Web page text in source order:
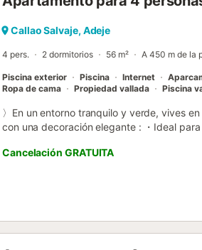
apartamento se encuentra a 11 km de
Callao Salvaje, Adeje
4 pers. 2 dormitorios 56 m² A 450 m de la
Piscina exterior Piscina Internet
Ropa de cama
Propiedad vallada Piscina
〉En un entorno tranquilo y verde, vives
con una decoración elegante : ・Ideal
microondas + lavavajillas, ・En el lugar:
tu estancia en Tenerife! ▶ EL ESPACIO
excepcional. Disfrutará de su estancia. ・
palmeras, 2 piscinas exteriores
microondas, lavavajillas). → un salón
Cancelación GRATUITA